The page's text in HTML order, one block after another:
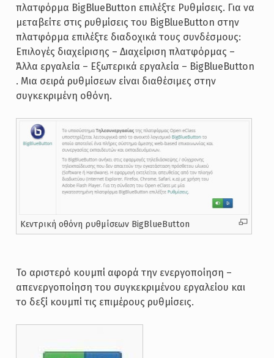
πλατφόρμα BigBlueButton επιλέξτε Ρυθμίσεις. Για να
μεταβείτε στις ρυθμίσεις του BigBlueButton στην
πλατφόρμα επιλέξτε διαδοχικά τους συνδέσμους:
Επιλογές διαχείρισης – Διαχείριση πλατφόρμας –
Άλλα εργαλεία – Εξωτερικά εργαλεία – BigBlueButton
. Μια σειρά ρυθμίσεων είναι διαθέσιμες στην
συγκεκριμένη οθόνη.
Κεντρική οθόνη ρυθμίσεων BigBlueButton
Το αριστερό κουμπί αφορά την ενεργοποίηση –
απενεργοποίηση του συγκεκριμένου εργαλείου και
το δεξί κουμπί τις επιμέρους ρυθμίσεις.